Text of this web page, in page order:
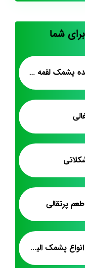
شما
قیمت خرید فروش عمده پشمک لقمه ای
پرتقالی
سفارش تولید صادراتی انواع پشمک الیافی